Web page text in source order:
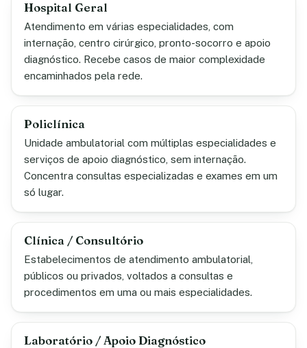
Hospital Geral
Atendimento em várias especialidades, com
internação, centro cirúrgico, pronto-socorro e apoio
diagnóstico. Recebe casos de maior complexidade
encaminhados pela rede.
Policlínica
Unidade ambulatorial com múltiplas especialidades e
serviços de apoio diagnóstico, sem internação.
Concentra consultas especializadas e exames em um
só lugar.
Clínica / Consultório
Estabelecimentos de atendimento ambulatorial,
públicos ou privados, voltados a consultas e
procedimentos em uma ou mais especialidades.
Laboratório / Apoio Diagnóstico